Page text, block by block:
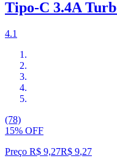
Tipo-C 3.4A
4.1
(78)
15% OFF
Preço R$ 9,27R$ 9,27